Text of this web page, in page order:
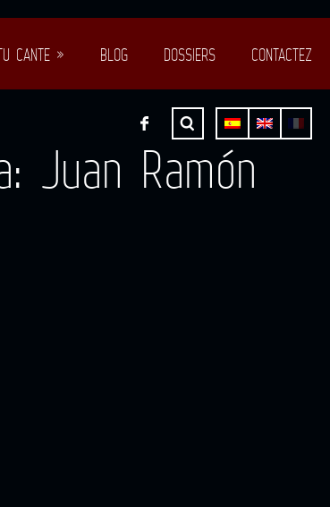
CANTE » BLOG DOSSIERS CONTACTEZ
Juan Ramón